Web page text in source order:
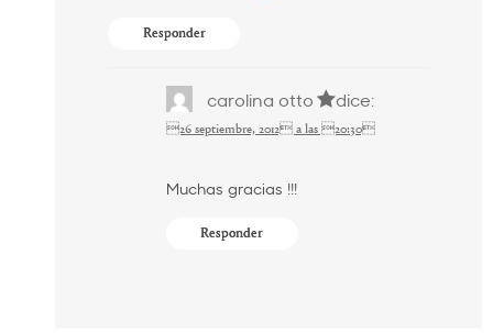
Responder
carolina otto dice:
26 septiembre, 2012 a las 20:30
Muchas gracias !!!
Responder